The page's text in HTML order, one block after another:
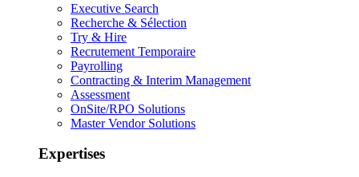
Executive Search
Recherche & Sélection
Try & Hire
Recrutement Temporaire
Payrolling
Contracting & Interim Management
Assessment
OnSite/RPO Solutions
Master Vendor Solutions
Expertises